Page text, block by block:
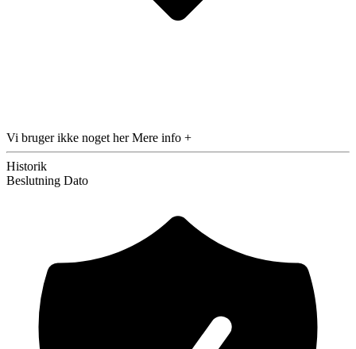
Vi bruger ikke noget herMere info +
Historik
Beslutning Dato